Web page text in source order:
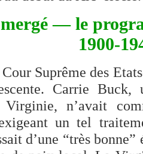
— le
1900-
Suprême des
Carrie
Virginie, n’avait
un tel
d’une “très